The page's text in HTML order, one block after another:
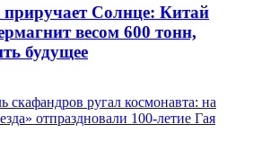
Солнце: Китай
весом 600 тонн,
будущее